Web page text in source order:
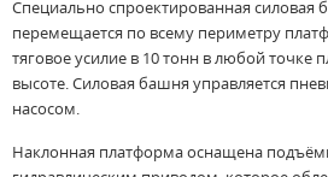
Специально спроектированная силовая
перемещается по всему периметру
тяговое усилие в 10 тонн в любой
высоте. Силовая башня управляется
насосом.
Наклонная платформа оснащена